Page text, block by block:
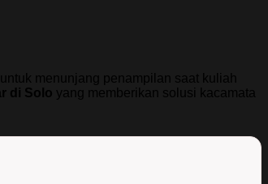
menunjang penampilan saat kuliah
di Solo yang memberikan solusi kacamata